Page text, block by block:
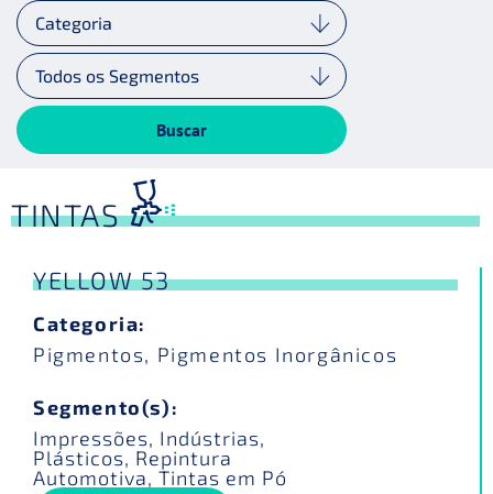
TINTAS
YELLOW 53
Categoria:
Pigmentos, Pigmentos Inorgânicos
Segmento(s):
Impressões, Indústrias,
Plásticos, Repintura
Automotiva, Tintas em Pó